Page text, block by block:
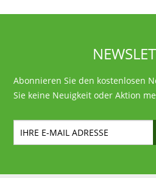
Abonnieren Sie den kostenlosen
Sie keine Neuigkeit oder Aktion